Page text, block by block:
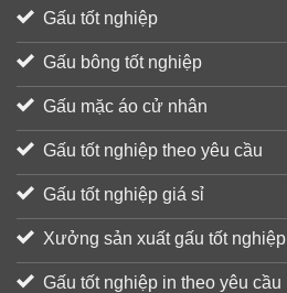
Gấu tốt nghiệp
Gấu bông tốt nghiệp
Gấu mặc áo cử nhân
Gấu tốt nghiệp theo yêu cầu
Gấu tốt nghiệp giá sỉ
Xưởng sản xuất gấu tốt nghiệp
Gấu tốt nghiệp in theo yêu cầu